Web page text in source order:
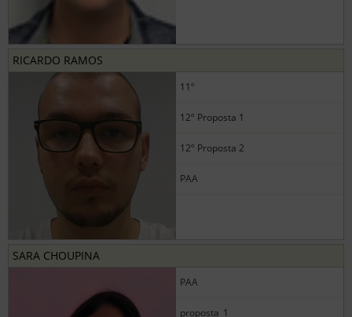
RICARDO RAMOS
11º
12º Proposta 1
12º Proposta 2
PAA
SARA CHOUPINA
PAA
proposta_1